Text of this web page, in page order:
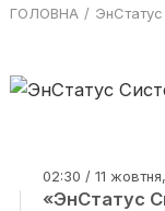
ГОЛОВНА
02:30 / 11
«ЭнСтатус